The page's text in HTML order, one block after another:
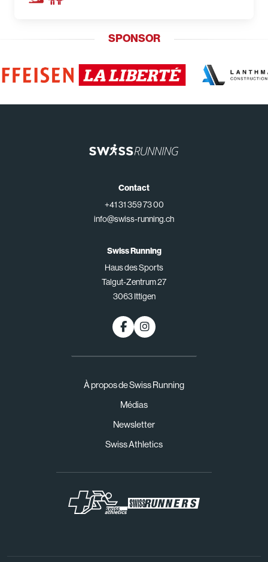
SPONSOR
À propos de Swiss Running
Médias
Newsletter
Swiss Athletics
Contact
+41 31 359 73 00
info@swiss-running.ch
Swiss Running
Haus des Sports
Talgut-Zentrum 27
3063 Ittigen